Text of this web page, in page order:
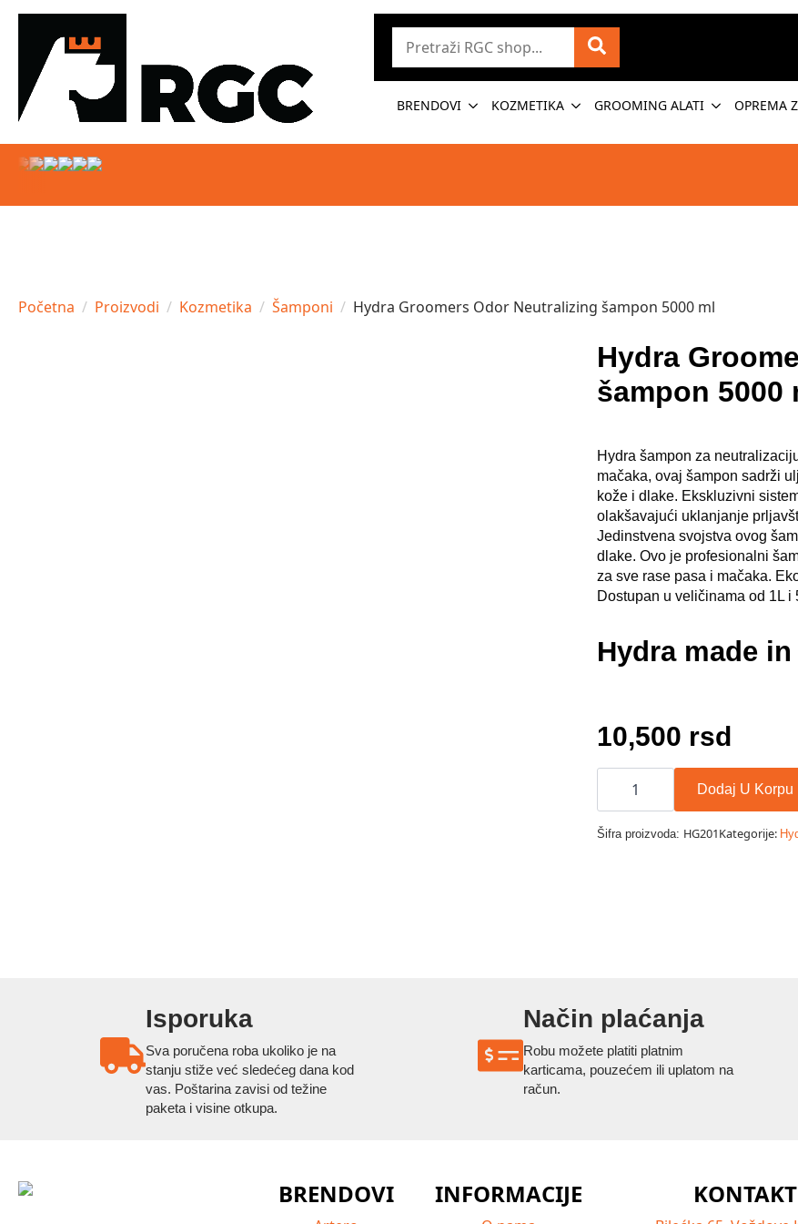
BRENDOVI KOZMETIKA GROOMING ALATI OPREMA
Početna Proizvodi Kozmetika Šamponi Hydra Groomers Odor Neutralizing šampon 5000 ml
Hydra
šampon 5000
Hydra šampon za
mačaka, ovaj šampon sadrži
kože i dlake. Ekskluzivni
olakšavajući uklanjanje
Jedinstvena svojstva ovog
dlake. Ovo je profesionalni
za sve rase pasa i mačaka.
Dostupan u veličinama od 1L i
Hydra made in
10,500 rsd
Hydra
Groomers
Neutralizing
šampon
5000
Dodaj U Korpu
Šifra proizvoda: HG201Kategorije:
Isporuka
Sva poručena roba ukoliko je na
stanju stiže već sledećeg dana kod
vas. Poštarina zavisi od težine
paketa i visine otkupa.
Način plaćanja
Robu možete platiti platnim
karticama, pouzećem ili uplatom na
račun.
BRENDOVI INFORMACIJE KONTAKT